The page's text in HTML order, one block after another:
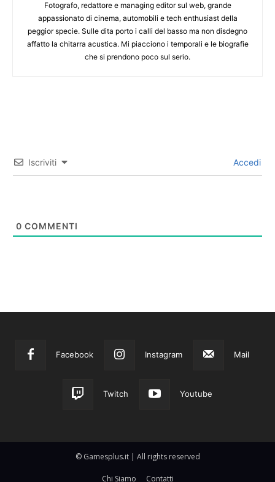
Fotografo, redattore e managing editor sul web, grande
appassionato di cinema, automobili e tech enthusiast della
peggior specie. Sulle dita porto i calli del basso ma non disdegno
affatto la chitarra acustica. Mi piacciono i temporali e le biografie
che si prendono poco sul serio.
Iscriviti Accedi
0 COMMENTI
Facebook Instagram Mail
Twitch Youtube
© Gamesplus.it | All rights reserved
Chi Siamo Contatti